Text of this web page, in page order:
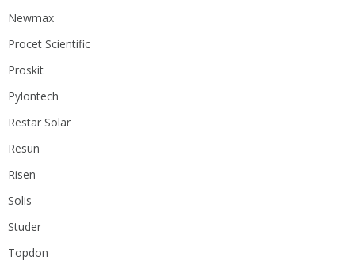
Newmax
Procet Scientific
Proskit
Pylontech
Restar Solar
Resun
Risen
Solis
Studer
Topdon